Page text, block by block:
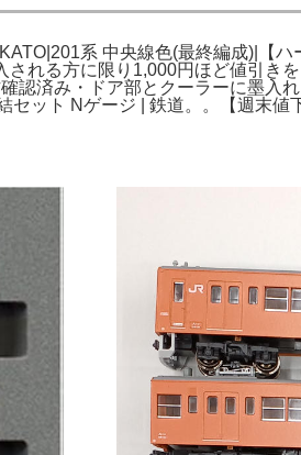
系 中央線色(最終編成)|【
れる方に限り1,000円ほど値引き
認済み・ドア部とクーラーに墨入
セット Nゲージ | 鉄道。。【週末